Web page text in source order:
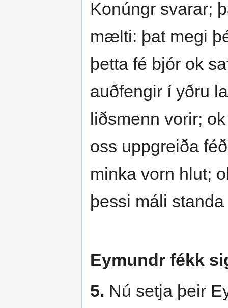
Konúngr svarar;
mælti: þat megi
þetta fé bjór ok
auðfengir í yðru
liðsmenn vorir;
oss uppgreiða
minka vorn hlut;
þessi máli
Eymundr fékk
5. Nú setja þeir